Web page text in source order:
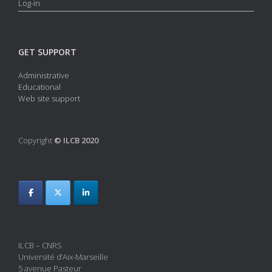
Log-in
GET SUPPORT
Administrative
Educational
Web site support
Copyright © ILCB 2020
ILCB – CNRS
Université d’Aix-Marseille
5 avenue Pasteur